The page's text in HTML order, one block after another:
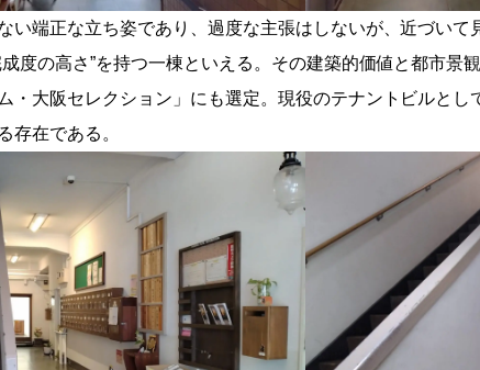
い端正な立ち姿であり、過度な主張はしないが、近づいて
度の高さ”を持つ一棟といえる。その建築的価値と都市景
・大阪セレクション」にも選定。現役のテナントビルとし
存在である。